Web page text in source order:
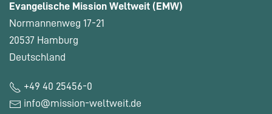
Evangelische Mission Weltweit (EMW)
Normannenweg 17-21
20537 Hamburg
Deutschland
+49 40 25456-0
info@mission-weltweit.de